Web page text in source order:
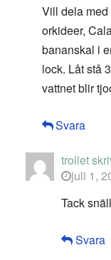
Vill dela
orkideer,
bananskal i
lock. Låt stå
vattnet blir
Svara
trollet
juli 1,
Tack
Svara